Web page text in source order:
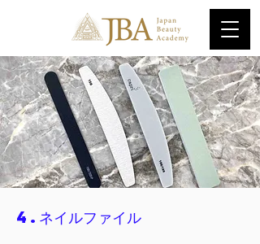
4.ネイルファイル